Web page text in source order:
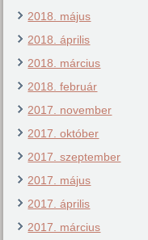
2018. május
2018. április
2018. március
2018. február
2017. november
2017. október
2017. szeptember
2017. május
2017. április
2017. március